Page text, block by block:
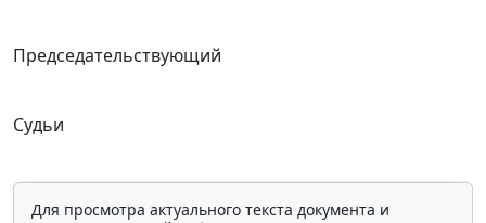
Председательствующий
Судьи
Для просмотра актуального текста документа и